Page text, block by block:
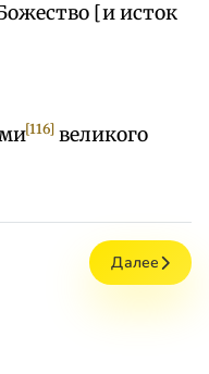
[и исток
[116] великого
Далее